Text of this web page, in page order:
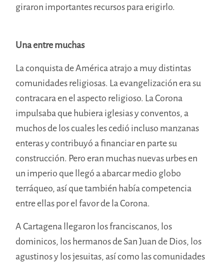
giraron importantes recursos para erigirlo.
Una entre muchas
La conquista de América atrajo a muy distintas
comunidades religiosas. La evangelización era su
contracara en el aspecto religioso. La Corona
impulsaba que hubiera iglesias y conventos, a
muchos de los cuales les cedió incluso manzanas
enteras y contribuyó a financiar en parte su
construcción. Pero eran muchas nuevas urbes en
un imperio que llegó a abarcar medio globo
terráqueo, así que también había competencia
entre ellas por el favor de la Corona.
A Cartagena llegaron los franciscanos, los
dominicos, los hermanos de San Juan de Dios, los
agustinos y los jesuitas, así como las comunidades